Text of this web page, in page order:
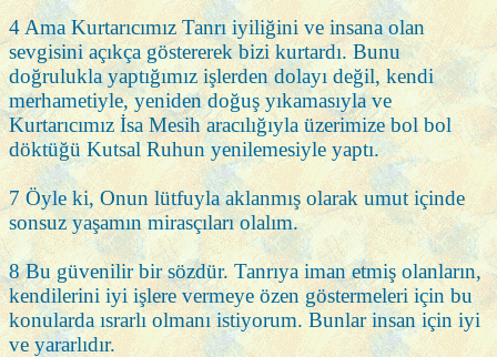
4 Ama Kurtarıcımız Tanrı iyiliğini ve insana olan
sevgisini açıkça göstererek bizi kurtardı. Bunu
doğrulukla yaptığımız işlerden dolayı değil, kendi
merhametiyle, yeniden doğuş yıkamasıyla ve
Kurtarıcımız İsa Mesih aracılığıyla üzerimize bol bol
döktüğü Kutsal Ruhun yenilemesiyle yaptı.
7 Öyle ki, Onun lütfuyla aklanmış olarak umut içinde
sonsuz yaşamın mirasçıları olalım.
8 Bu güvenilir bir sözdür. Tanrıya iman etmiş olanların,
kendilerini iyi işlere vermeye özen göstermeleri için bu
konularda ısrarlı olmanı istiyorum. Bunlar insan için iyi
ve yararlıdır.